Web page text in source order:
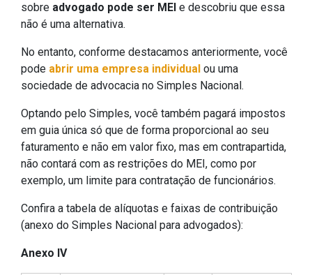
sobre advogado pode ser MEI e descobriu que essa
não é uma alternativa.
No entanto, conforme destacamos anteriormente, você
pode abrir uma empresa individual ou uma
sociedade de advocacia no Simples Nacional.
Optando pelo Simples, você também pagará impostos
em guia única só que de forma proporcional ao seu
faturamento e não em valor fixo, mas em contrapartida,
não contará com as restrições do MEI, como por
exemplo, um limite para contratação de funcionários.
Confira a tabela de alíquotas e faixas de contribuição
(anexo do Simples Nacional para advogados):
Anexo IV